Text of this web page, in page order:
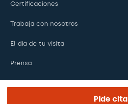
Pide cita
Certificaciones
Trabaja con nosotros
El día de tu visita
Prensa
Revista Barraquer